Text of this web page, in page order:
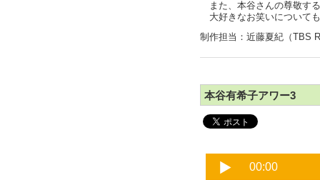
また、本谷さんの尊敬す
大好きなお笑いについて
制作担当：近藤夏紀（TBS
本谷有希子アワー3